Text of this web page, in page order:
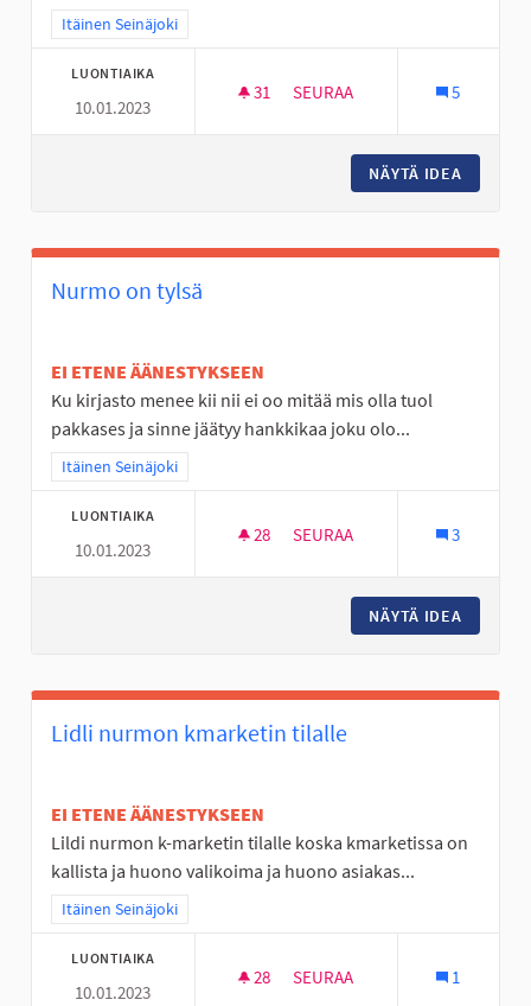
Rajaa tulokset teeman mukaan: Itäinen Seinäjoki
Itäinen Seinäjoki
LUONTIAIKA
10.01.2023
31 31 SEURAAJAA
SEURAA 5
NÄYTÄ IDEA
Nurmo on tylsä
EI ETENE ÄÄNESTYKSEEN
Ku kirjasto menee kii nii ei oo mitää mis olla tuol
pakkases ja sinne jäätyy hankkikaa joku olo...
Rajaa tulokset teeman mukaan: Itäinen Seinäjoki
Itäinen Seinäjoki
LUONTIAIKA
10.01.2023
28 28 SEURAAJAA
SEURAA 3
NÄYTÄ IDEA
Lidli nurmon kmarketin tilalle
EI ETENE ÄÄNESTYKSEEN
Lildi nurmon k-marketin tilalle koska kmarketissa on
kallista ja huono valikoima ja huono asiakas...
Rajaa tulokset teeman mukaan: Itäinen Seinäjoki
Itäinen Seinäjoki
LUONTIAIKA
10.01.2023
28 28 SEURAAJAA
SEURAA 1